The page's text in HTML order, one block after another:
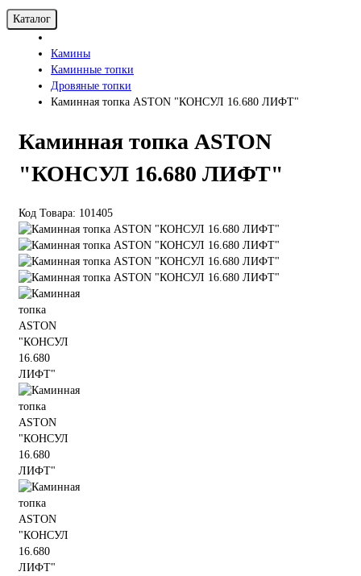
Каталог
Камины
Каминные топки
Дровяные топки
Каминная топка ASTON "КОНСУЛ 16.680 ЛИФТ"
Каминная топка ASTON
"КОНСУЛ 16.680 ЛИФТ"
Код Товара: 101405